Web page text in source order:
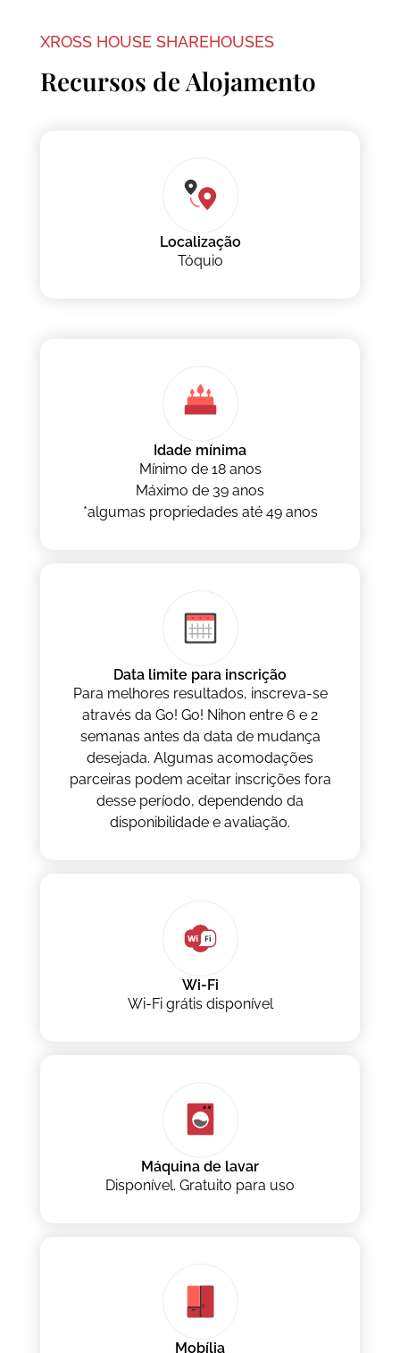
XROSS HOUSE SHAREHOUSES
Recursos de Alojamento
Localização
Tóquio
Idade mínima
Mínimo de 18 anos
Máximo de 39 anos
*algumas propriedades até 49 anos
Data limite para inscrição
Para melhores resultados, inscreva-se
através da Go! Go! Nihon entre 6 e 2
semanas antes da data de mudança
desejada. Algumas acomodações
parceiras podem aceitar inscrições fora
desse período, dependendo da
disponibilidade e avaliação.
Wi-Fi
Wi-Fi grátis disponível
Máquina de lavar
Disponível. Gratuito para uso
Mobília